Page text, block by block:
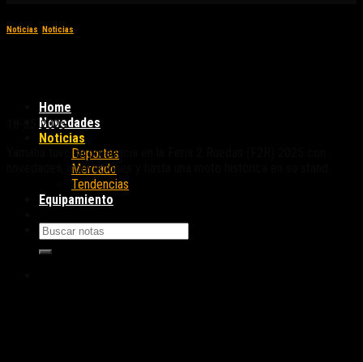
Home
Novedades
Noticias
Deportes
Mercado
Tendencias
Equipamiento
Noticias Noticias
18-05-2025
Yamaha tuvo su presencia en la Feria 2 Ruedas (F2R) 2025 con
novedades, innovaciones y hasta una moto histórica en su stand.